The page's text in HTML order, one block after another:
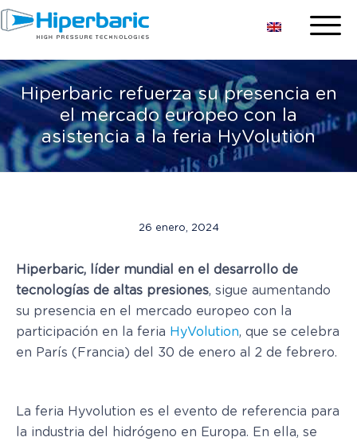
Hiperbaric refuerza su presencia en
el mercado europeo con la
asistencia a la feria HyVolution
26 enero, 2024
Hiperbaric, líder mundial en el desarrollo de
tecnologías de altas presiones, sigue aumentando
su presencia en el mercado europeo con la
participación en la feria HyVolution, que se celebra
en París (Francia) del 30 de enero al 2 de febrero.
La feria Hyvolution es el evento de referencia para
la industria del hidrógeno en Europa. En ella, se